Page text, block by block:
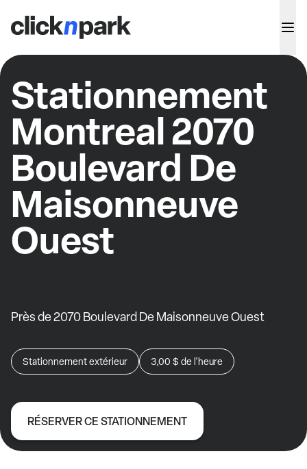
Stationnement
Montreal 2070
Boulevard De
Maisonneuve
Ouest
Près de 2070 Boulevard De Maisonneuve Ouest
Stationnement extérieur 3,00 $ de l'heure
RÉSERVER CE STATIONNEMENT